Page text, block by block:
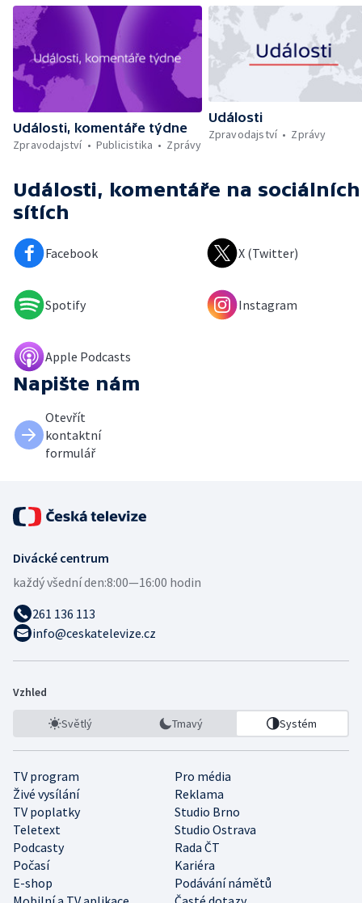
Události, komentáře týdne
Zpravodajství
Publicistika Zprávy
Události
Zpravodajství
Zprávy
Události, komentáře na sociálních
sítích
Facebook X (Twitter)
Spotify Instagram
Apple Podcasts
Napište nám
Otevřít
kontaktní
formulář
Divácké centrum
každý všední den:8:00—16:00 hodin
261 136 113
info@ceskatelevize.cz
Vzhled
Světlý Tmavý Systém
TV program
Pro média
Živé vysílání
Reklama
TV poplatky
Studio Brno
Teletext
Studio Ostrava
Podcasty
Rada ČT
Počasí
Kariéra
E-shop
Podávání námětů